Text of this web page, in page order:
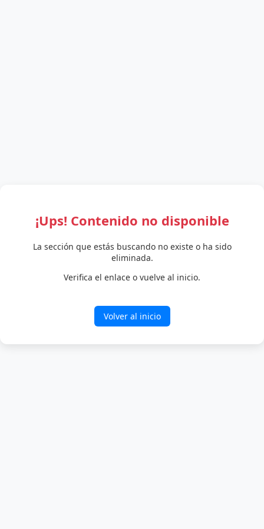
¡Ups! Contenido no disponible
La sección que estás buscando no existe o ha sido
eliminada.
Verifica el enlace o vuelve al inicio.
Volver al inicio